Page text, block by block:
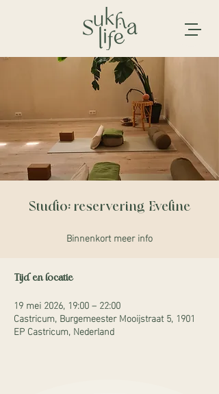
Studio: reservering Eveline
Binnenkort meer info
Tijd en locatie
19 mei 2026, 19:00 – 22:00
Castricum, Burgemeester Mooijstraat 5, 1901
EP Castricum, Nederland